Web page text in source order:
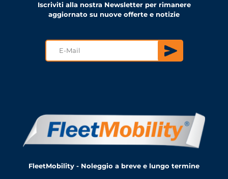
Iscriviti alla nostra Newsletter per rimanere
aggiornato su nuove offerte e notizie
FleetMobility - Noleggio a breve e lungo termine